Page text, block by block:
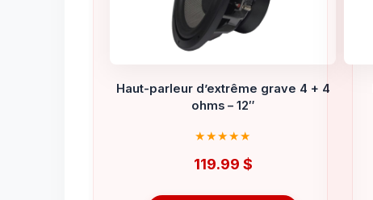
Haut-parleur d’extrême grave 4 + 4
ohms – 12″
119.99 $